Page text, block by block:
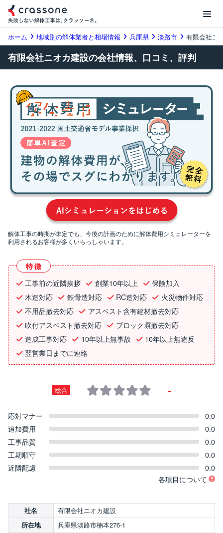
ホーム 地域別の解体業者と相場情報 兵庫県 淡路市 有限会社ニ
有限会社ニオカ建設の会社情報、口コミ、評判
解体工事の時期が未定でも、今後の計画のために解体費用シミュレーターを
利用されるお客様が多くいらっしゃいます。
特徴
工事前の近隣挨拶
創業10年以上
保険加入
木造対応
鉄骨造対応 RC造対応
火災物件対応
不用品撤去対応
アスベスト含有建材撤去対応
吹付アスベスト撤去対応
ブロック塀撤去対応
造成工事対応
10年以上無事故
10年以上無違反
翌営業日までに連絡
総合 -
応対マナー
0.0
追加費用
0.0
工事品質
0.0
工期順守
0.0
近隣配慮
0.0
各項目について
社名 有限会社ニオカ建設
所在地 兵庫県淡路市楠本276-1